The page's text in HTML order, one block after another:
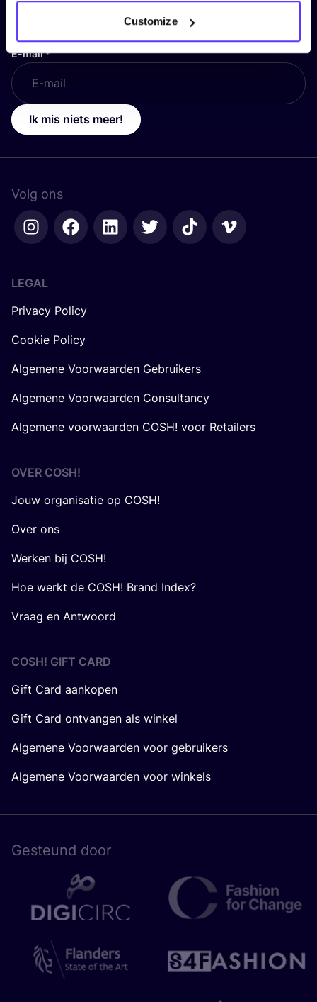
Customize
E-mail*
Ik mis niets meer!
Volg ons
LEGAL
Privacy Policy
Cookie Policy
Algemene Voorwaarden Gebruikers
Algemene Voorwaarden Consultancy
Algemene voorwaarden COSH! voor Retailers
OVER COSH!
Jouw organisatie op COSH!
Over ons
Werken bij COSH!
Hoe werkt de COSH! Brand Index?
Vraag en Antwoord
COSH! GIFT CARD
Gift Card aankopen
Gift Card ontvangen als winkel
Algemene Voorwaarden voor gebruikers
Algemene Voorwaarden voor winkels
Gesteund door